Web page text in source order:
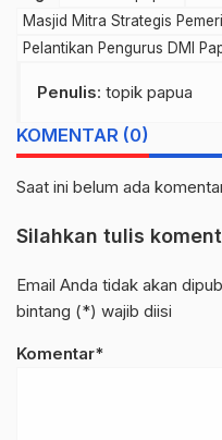
Masjid Mitra Strategis
Pelantikan Pengurus DMI
Penulis: topik papua
KOMENTAR (0)
Saat ini belum ada
Silahkan tulis
Email Anda tidak akan
bintang (*) wajib diisi
Komentar*